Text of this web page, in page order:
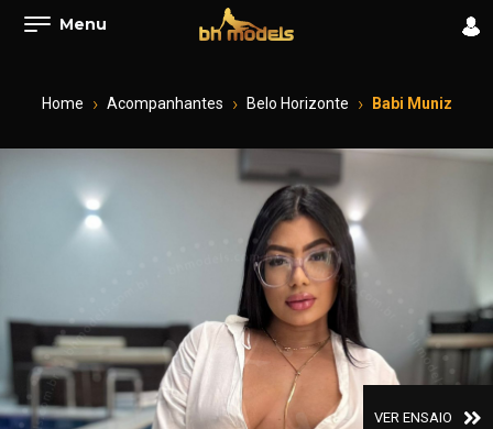
Menu
Home Acompanhantes Belo Horizonte Babi Muniz
VER ENSAIO